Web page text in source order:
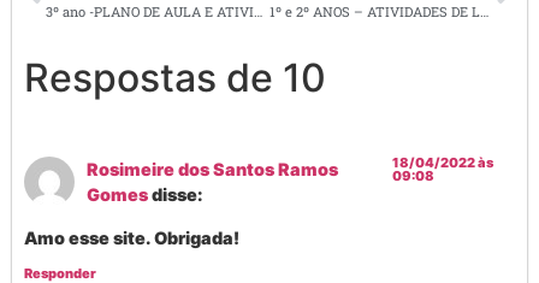
3º ano -PLANO DE AULA E ATIVIDADES – Lingua portuguesa/ literatura- livro ” CAMILÃO, O COMILÃO” 1º e 2º ANOS – ATIVIDADES DE LEITURA E INTERPRETAÇÃO – EF125LP17, EF12LP18, EF12LP19
Respostas de 10
Rosimeire dos Santos Ramos
Gomesdisse:
18/04/2022 às
09:08
Amo esse site. Obrigada!
Responder